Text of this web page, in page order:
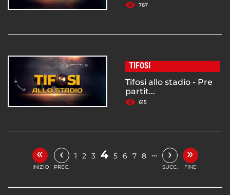
767
TIFOSI
Tifosi allo stadio - Pre
partit...
615
«
INIZIO
‹
PREC.
1 2 3 4 5 6 7 8 … ›
SUCC.
»
FINE